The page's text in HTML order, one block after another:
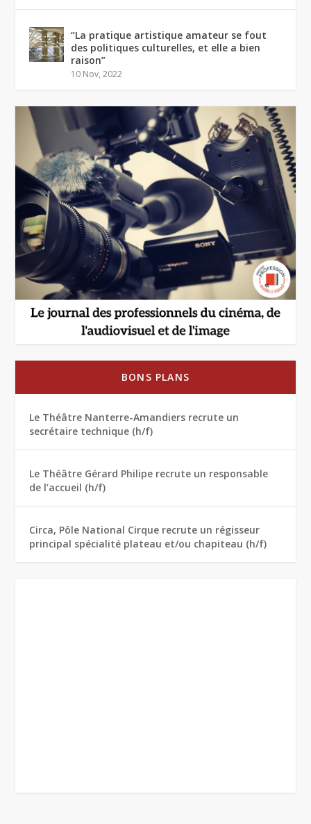
“La pratique artistique amateur se fout
des politiques culturelles, et elle a bien
raison”
10 Nov, 2022
BONS PLANS
Le Théâtre Nanterre-Amandiers recrute un
secrétaire technique (h/f)
Le Théâtre Gérard Philipe recrute un responsable
de l’accueil (h/f)
Circa, Pôle National Cirque recrute un régisseur
principal spécialité plateau et/ou chapiteau (h/f)